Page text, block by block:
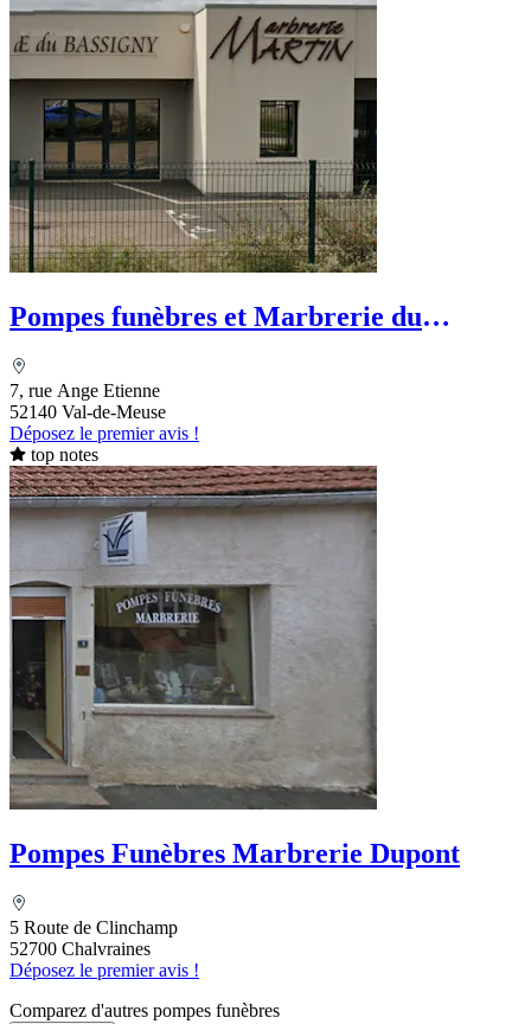
Pompes funèbres et Marbrerie du
7, rue Ange Etienne
52140 Val-de-Meuse
Déposez le premier avis !
top notes
Pompes Funèbres Marbrerie Dupont
5 Route de Clinchamp
52700 Chalvraines
Déposez le premier avis !
Comparez d'autres pompes funèbres